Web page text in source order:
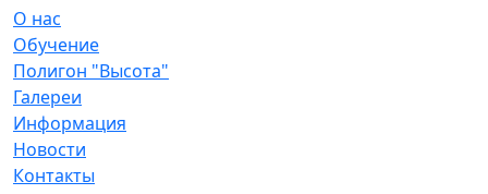
О нас
Обучение
Полигон "Высота"
Галереи
Информация
Новости
Контакты